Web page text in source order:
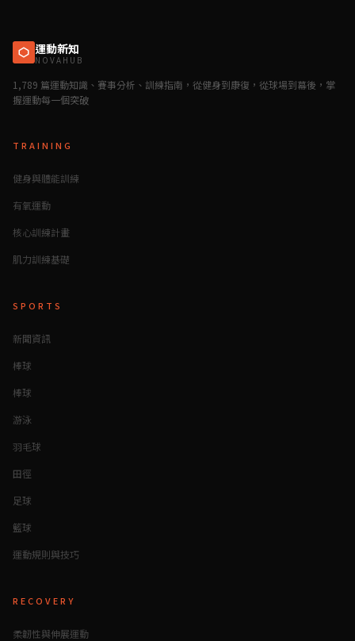
運動新知
NOVAHUB
1,789 篇運動知識、賽事分析、訓練指南，從健身到康復，從球場到幕後，掌
握運動每一個突破
TRAINING
健身與體能訓練
有氧運動
核心訓練計畫
肌力訓練基礎
SPORTS
新聞資訊
棒球
棒球
游泳
羽毛球
田徑
足球
籃球
運動規則與技巧
RECOVERY
柔韌性與伸展運動